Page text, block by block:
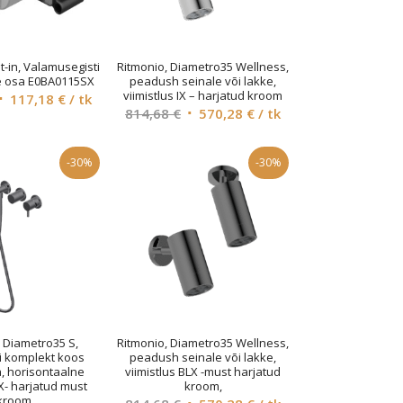
in, Valamusegisti
E0BA0115SX
117,18 €Current
117,18 €.
/ tk
Ritmonio, Diametro35 Wellness,
peadush seinale või lakke,
viimistlus IX – harjatud kroom
814,68€ Algne
814,68 €.
570,28 €Current
is:
570,28 €.
/ tk
S,
komplekt koos
horisontaalne
harjatud must
-30%
Ritmonio, Diametro35 Wellness,
peadush seinale või lakke,
viimistlus BLX -must harjatud
kroom,
-30%